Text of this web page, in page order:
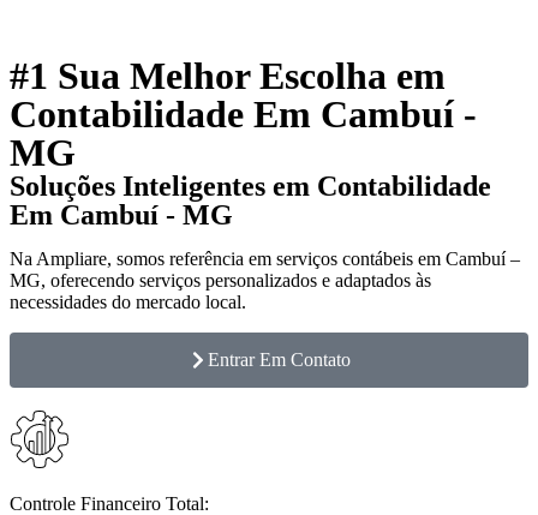
#1 Sua Melhor Escolha em
Contabilidade Em Cambuí -
MG
Soluções Inteligentes em Contabilidade
Em Cambuí - MG
Na Ampliare, somos referência em serviços contábeis em Cambuí –
MG, oferecendo serviços personalizados e adaptados às
necessidades do mercado local.
Entrar Em Contato
Controle Financeiro Total: